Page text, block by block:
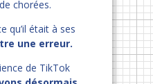
chorées.
qu’il était à ses
une erreur.
de TikTok